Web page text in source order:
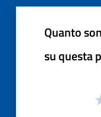
Quanto
su questa